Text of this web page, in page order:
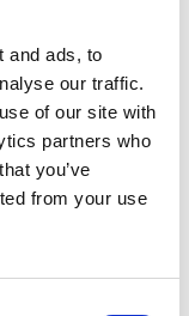
and ads, to
our traffic.
of our site with
partners who
you’ve
from your use
en
Duras en